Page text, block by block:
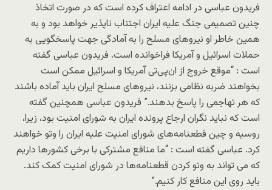
فریدون عباسی در ادامه اعتراف کرده است که در صورت اتخاذ
چنین تصمیمی جنگ علیه ایران اجتناب ناپذیر خواهد بود و به
همین خاطر او نیروهای مسلح را به آمادگی جهت پاسخگویی به
حملات اسرائیل و آمریکا فراخوانده است. فریدون عباسی گفته
است : “موقع خروج از ان‌پی‌تی آمریکا و اسرائیل ممکن است
بخواهند ضربه نظامی بزنند، نیروهای مسلح ایران باید آماده باشند
که هر تهاجمی را پاسخ بدهند.” فریدون عباسی همچنین گفته
است که نباید نگران ارجاع پرونده ایران به شورای امنیت بود، زیرا،
روسیه و چین قطعنامه‌های شورای امنیت علیه ایران را وتو خواهند
کرد. عباسی گفته است : “ما منافع مشترکی با برخی کشورها داریم
که می تواند به وتو کردن قطعنامه‌ها در شورای امنیت کمک کند.
باید روی این منافع کار کنیم.”